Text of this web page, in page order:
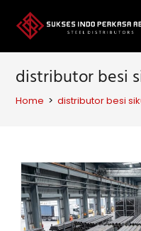
content
distributor besi
Home > distributor besi